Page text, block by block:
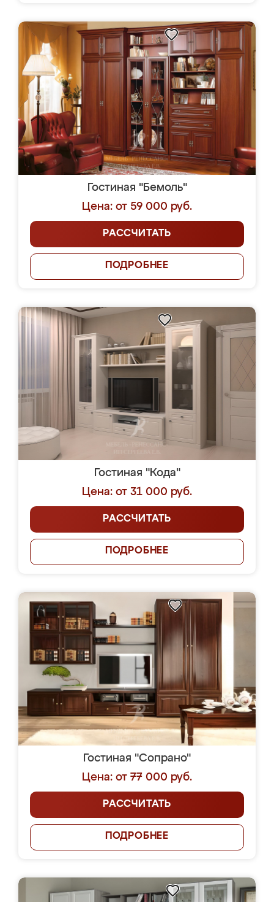
Гостиная "Бемоль"
Цена: от 59 000 руб.
РАССЧИТАТЬ
ПОДРОБНЕЕ
Гостиная "Кода"
Цена: от 31 000 руб.
РАССЧИТАТЬ
ПОДРОБНЕЕ
Гостиная "Сопрано"
Цена: от 77 000 руб.
РАССЧИТАТЬ
ПОДРОБНЕЕ